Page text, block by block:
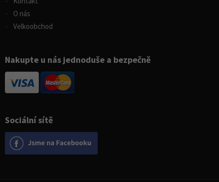
Sociální sítě
O nás
Velkoobchod
Nakupte u nás jednoduše a bezpečně